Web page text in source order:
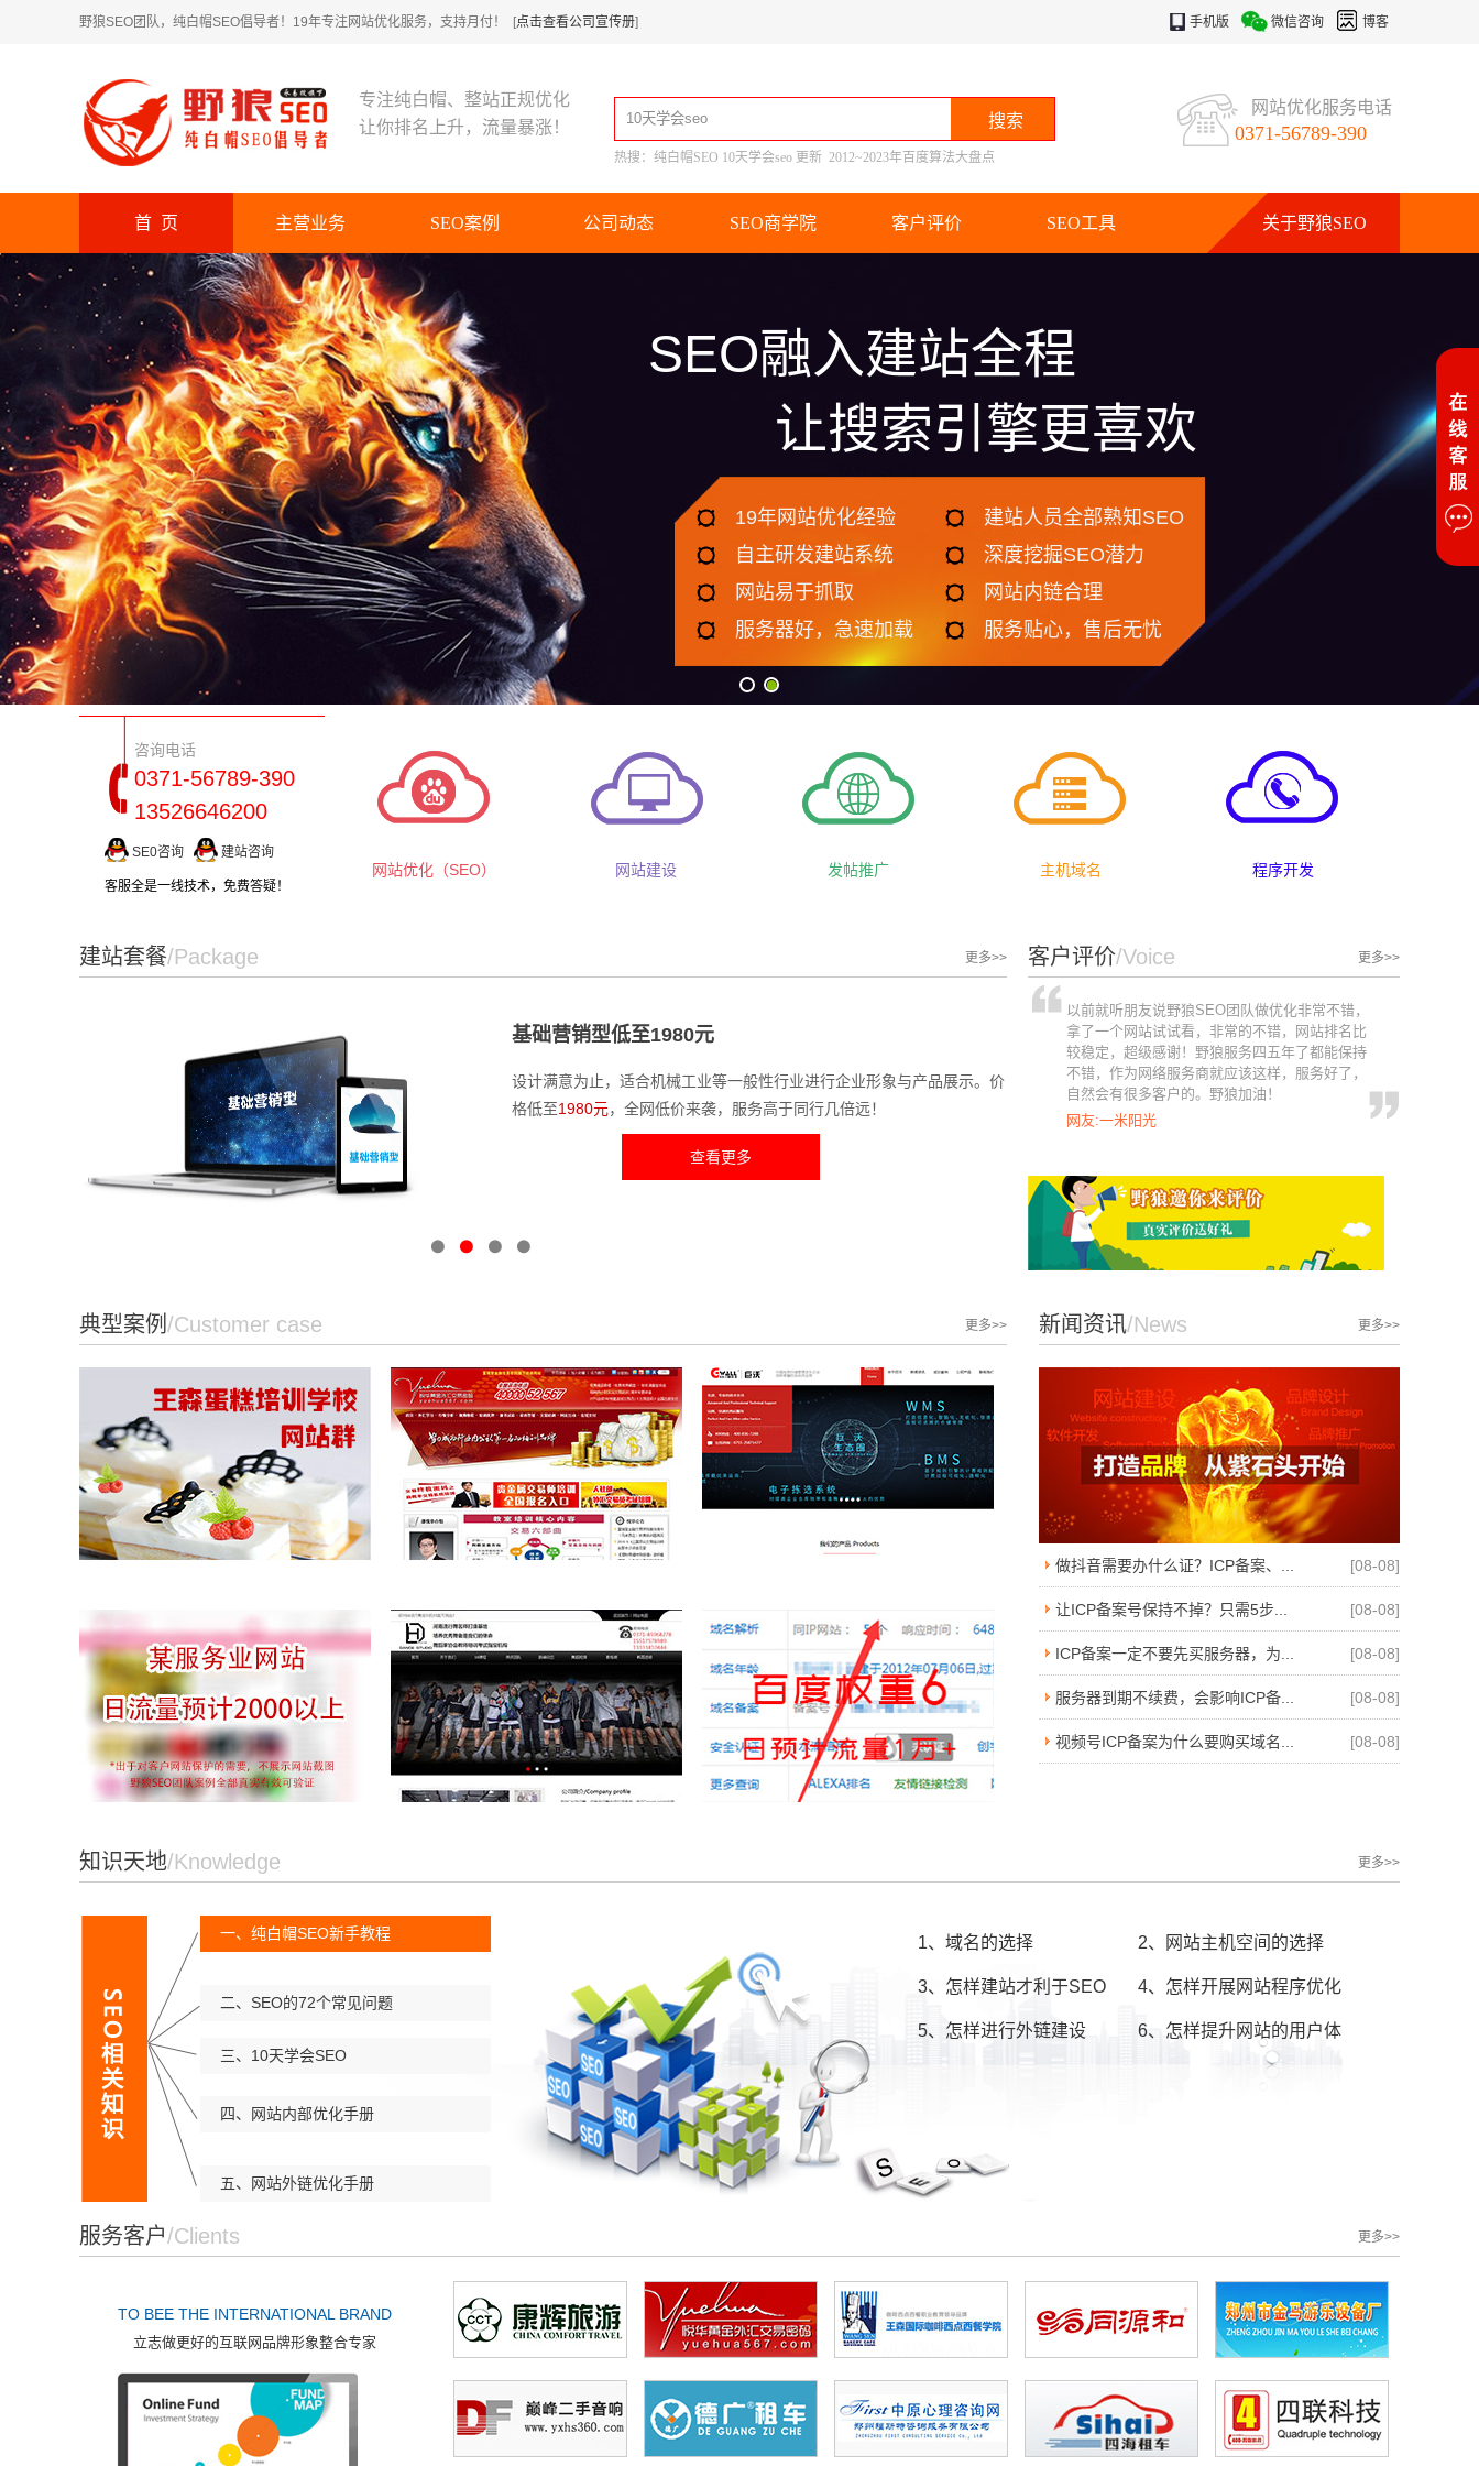
野狼SEO团队，纯白帽SEO倡导者！19年专注网站优化服务，支持月付！ [点击查看公司宣传册] 手机版 微信咨询 博客
专注纯白帽、整站正规优化
让你排名上升，流量暴涨！
热搜： 纯白帽SEO 10天学会seo 更新 2012~2023年百度算法大盘点
网站优化服务电话
0371-56789-390
首 页 主营业务 SEO案例 公司动态 SEO商学院 客户评价 SEO工具 关于野狼SEO
网站
建设
专注
打造网络营销新体系
营销推广
APP
开发
咨询电话
0371-56789-390
13526646200
SE0咨询 建站咨询
客服全是一线技术，免费答疑！
网站优化（SEO） 网站建设 发帖推广 主机域名 程序开发
建站套餐/Package 更多>>
标准营销型低至2780元
设计满意为止；特效丰富、功能齐全，适合各行业营销推广、形象展示。
网站每一个细节都重视网站的SEO表现，注重营销效果！价格低至
查看更多
客户评价/Voice 更多>>
以前就听朋友说野狼SEO团队做优化非常不错，
拿了一个网站试试看，非常的不错，网站排名比
较稳定，超级感谢！野狼服务四五年了都能保持
不错，作为网络服务商就应该这样，服务好了，
自然会有很多客户的。野狼加油！
网友:一米阳光
典型案例 /Customer case 更多>> 新闻资讯/News 更多>>
紫石头原创模板堂，利于SEO的好模板！
做抖音需要办什么证？ICP备案、... [08-08]
让ICP备案号保持不掉？只需5步... [08-08]
ICP备案一定不要先买服务器，为... [08-08]
服务器到期不续费，会影响ICP备... [08-08]
视频号ICP备案为什么要购买域名... [08-08]
知识天地/Knowledge 更多>>
一、纯白帽SEO新手教程
二、SEO的72个常见问题
三、10天学会SEO
四、网站内部优化手册
五、网站外链优化手册
1、域名的选择 2、网站主机空间的选择
3、怎样建站才利于SEO 4、怎样开展网站程序优化
5、怎样进行外链建设
6、怎样提升网站的用户体
服务客户/Clients 更多>>
TO BEE THE INTERNATIONAL BRAND
立志做更好的互联网品牌形象整合专家